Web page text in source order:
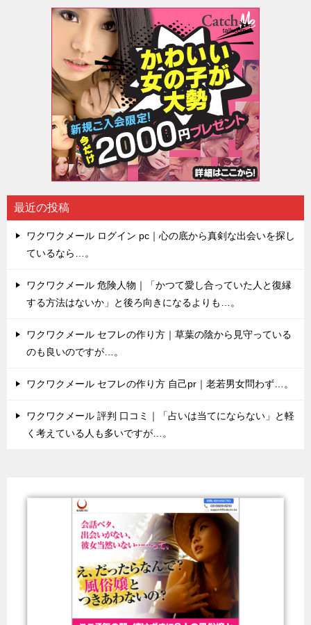
最近の投稿
ワクワクメール ログイン pc｜心の底から真剣な出会いを探し
ているなら…。
ワクワクメール 危険人物｜「かつて愛し合っていた人と復縁
する方法はないか」と後ろ向きになるよりも…。
ワクワクメール セフレの作り方｜草葉の陰から見守っている
のも良いのですが…。
ワクワクメール セフレの作り方 自己pr｜老若男女問わず…。
ワクワクメール 評判 口コミ｜「占いは当てにならない」と軽
く考えている人も多いですが…。